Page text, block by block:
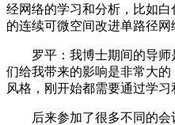
经网络的学习和分析，比如
的连续可微空间改进单路径网
罗平：我博士期间的导师
们给我带来的影响是非常大
风格，刚开始都需要通过学习
后来参加了很多不同的会